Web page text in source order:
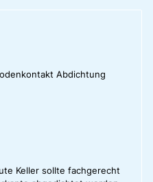
Abdichtung
Keller sollte fachgerecht